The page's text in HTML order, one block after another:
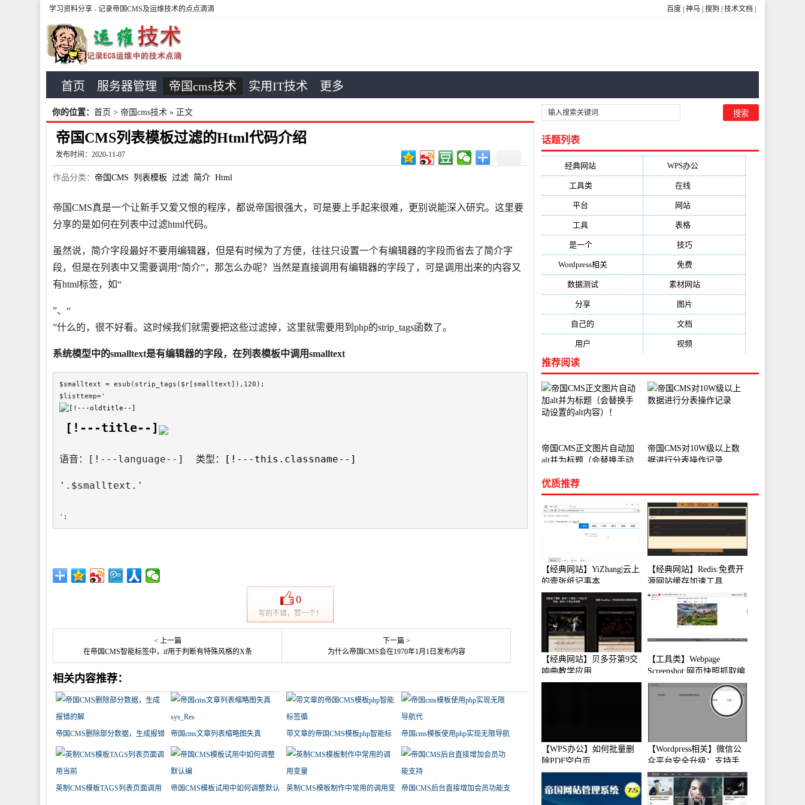
百度 神马 搜狗 技术文档
学习资料分享 - 记录帝国CMS及运维技术的点点滴滴
首页 服务器管理 帝国cms技术 实用IT技术 更多
你的位置： 首页 > 帝国cms技术 » 正文
帝国CMS列表模板过滤的Html代码介绍
发布时间：2020-11-07
作品分类： 帝国CMS 列表模板 过滤 简介 Html
帝国CMS真是一个让新手又爱又恨的程序，都说帝国很强大，可是要上手起来很难，更别说能深入研究。这里要
分享的是如何在列表中过滤html代码。
虽然说，简介字段最好不要用编辑器，但是有时候为了方便，往往只设置一个有编辑器的字段而省去了简介字
段，但是在列表中又需要调用“简介”，那怎么办呢？当然是直接调用有编辑器的字段了，可是调用出来的内容又
有html标签，如“
”、“
”什么的，很不好看。这时候我们就需要把这些过滤掉，这里就需要用到php的strip_tags函数了。
系统模型中的smalltext是有编辑器的字段，在列表模板中调用smalltext
$smalltext = esub(strip_tags($r[smalltext]),120);
$listtemp='
[!---title--]
语音：[!---language--]  类型： [!---this.classname--]
'.$smalltext.'
';
0
写的不错，赞一个！
< 上一篇
在帝国CMS智能标签中，if用于判断有特殊风格的X条
下一篇 >
为什么帝国CMS会在1970年1月1日发布内容
相关内容推荐：
帝国CMS删除部分数据，生成报错
的解
帝国cms文章列表缩略图失真
sys_Res
带文章的帝国CMS模板php智能标
签循
帝国cms模板使用php实现无限导航
代
英制CMS模板TAGS列表页面调用
帝国CMS模板试用中如何调整默认
英制CMS模板制作中常用的调用变
帝国CMS后台直接增加会员功能支
话题列表
经典网站 WPS办公(2513)
工具类(1994) 在线(1987)
平台 网站(1170)
工具 表格(1052)
是一个(1026) 技巧
Wordpress相关(851) 免费
数据测试(788) 素材网站
分享(676) 图片
自己的 文档
用户 视频
推荐阅读
帝国CMS正文图片自动加
alt并为标题（会替换手动
帝国CMS对10W级以上数
据进行分表操作记录
优质推荐
【经典网站】YiZhang|云上
的壹张纸记事本
【经典网站】Redis:免费开
源网站缓存加速工具
【经典网站】贝多芬第9交
响曲教学应用
【工具类】Webpage
Screenshot:网页快照抓取编
辑工具
【WPS办公】如何批量删
除PDF空白页
【Wordpress相关】微信公
众平台安全升级：支持手
机保护